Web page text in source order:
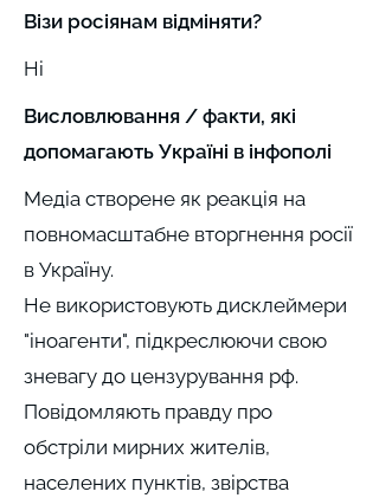
Візи росіянам відміняти?
Ні
Висловлювання / факти, які
допомагають Україні в інфополі
Медіа створене як реакція на
повномасштабне вторгнення росії
в Україну.
Не використовують дисклеймери
"іноагенти", підкреслюючи свою
зневагу до цензурування рф.
Повідомляють правду про
обстріли мирних жителів,
населених пунктів, звірства